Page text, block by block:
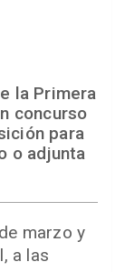
la Primera
concurso
para
o adjunta
marzo y
a las